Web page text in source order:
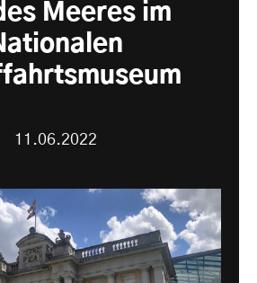
Meeres im
11.06.2022